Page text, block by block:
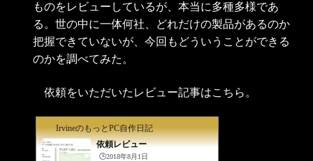
ものをレビューしているが、本当に多種多様であ
る。世の中に一体何社、どれだけの製品があるのか
把握できていないが、今回もどういうことができる
のかを調べてみた。
依頼をいただいたレビュー記事はこちら。
IrvineのもっとPC自作日記
依頼レビュー
🕒️2018年8月1日